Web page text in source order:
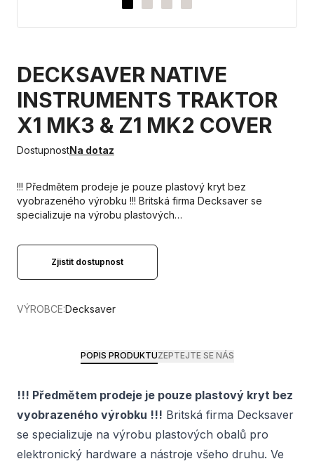
DECKSAVER NATIVE
INSTRUMENTS TRAKTOR
X1 MK3 & Z1 MK2 COVER
DostupnostNa dotaz
!!! Předmětem prodeje je pouze plastový kryt bez
vyobrazeného výrobku !!! Britská firma Decksaver se
specializuje na výrobu plastových…
Zjistit dostupnost
VÝROBCE:Decksaver
POPIS PRODUKTUZEPTEJTE SE NÁS
!!! Předmětem prodeje je pouze plastový kryt bez
vyobrazeného výrobku !!! Britská firma Decksaver
se specializuje na výrobu plastových obalů pro
elektronický hardware a nástroje všeho druhu. Ve